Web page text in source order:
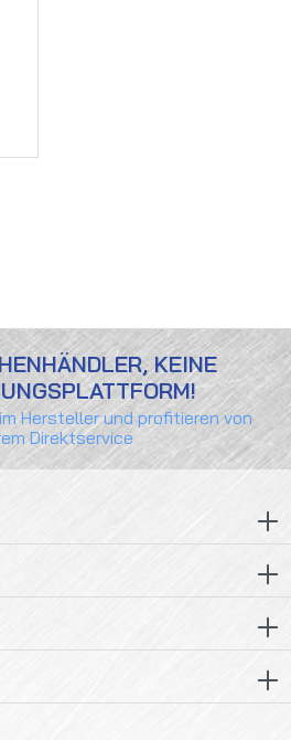
KEINE
Hersteller und profitieren von
Direktservice